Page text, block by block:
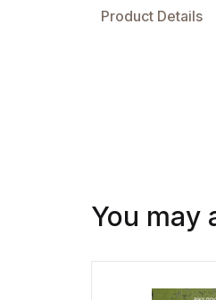
Product Details
You may